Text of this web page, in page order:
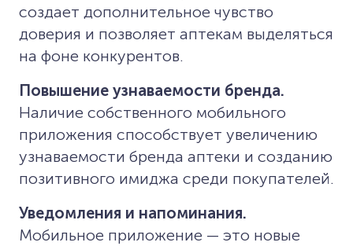
создает дополнительное чувство
доверия и позволяет аптекам выделяться
на фоне конкурентов.
Повышение узнаваемости бренда.
Наличие собственного мобильного
приложения способствует увеличению
узнаваемости бренда аптеки и созданию
позитивного имиджа среди покупателей.
Уведомления и напоминания.
Мобильное приложение — это новые